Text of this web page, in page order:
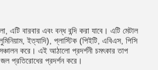
এটি বারবার এবং বন্ধ বন্দি করা যাবে। এটি মেটাল
ইত্যাদি), প্লাস্টিক (পিইটি, এবিএস, পিসি
করে। এই আঠালো প্রদর্শনী চমৎকার তাপ
প্রতিরোধের প্রদর্শন করে।